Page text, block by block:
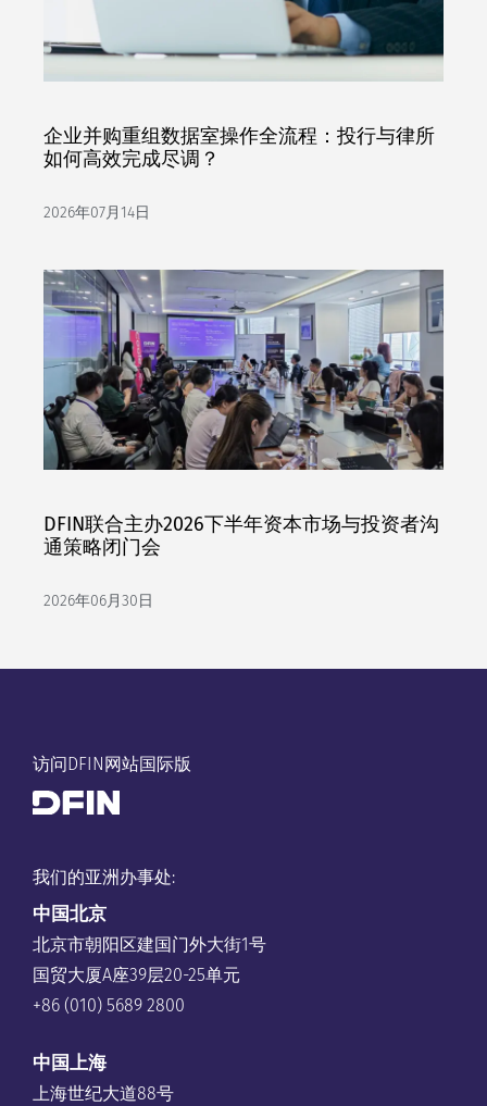
企业并购重组数据室操作全流程：投行与律所
如何高效完成尽调？
2026年07月14日
DFIN联合主办2026下半年资本市场与投资者沟
通策略闭门会
2026年06月30日
访问DFIN网站国际版
我们的亚洲办事处:
中国北京
北京市朝阳区建国门外大街1号
国贸大厦A座39层20-25单元
+86 (010) 5689 2800
中国上海
上海世纪大道88号